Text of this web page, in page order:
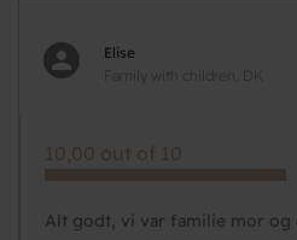
Elise
Family with children, DK
10,00 out of 10
Alt godt, vi var familie mor og